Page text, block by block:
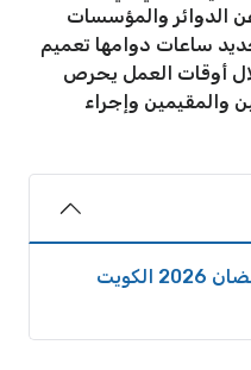
الموافق 1447هـ عن الدوائر والمؤسسات
ساعات دوامها تعميم
أوقات العمل يحرص
والمقيمين وإجراء